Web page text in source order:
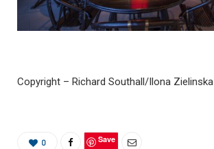
Copyright – Richard Southall/Ilona Zielinska
0 Save